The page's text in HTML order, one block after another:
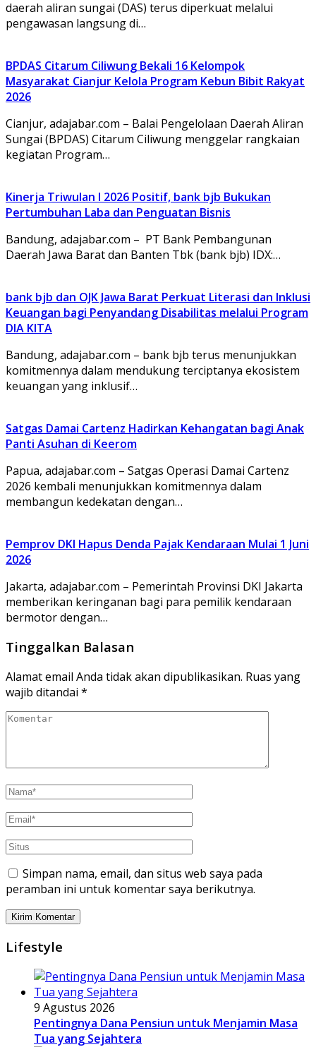
daerah aliran sungai (DAS) terus diperkuat melalui
pengawasan langsung di…
BPDAS Citarum Ciliwung Bekali 16 Kelompok
Masyarakat Cianjur Kelola Program Kebun Bibit Rakyat
2026
Cianjur, adajabar.com – Balai Pengelolaan Daerah Aliran
Sungai (BPDAS) Citarum Ciliwung menggelar rangkaian
kegiatan Program…
Kinerja Triwulan I 2026 Positif, bank bjb Bukukan
Pertumbuhan Laba dan Penguatan Bisnis
Bandung, adajabar.com – PT Bank Pembangunan
Daerah Jawa Barat dan Banten Tbk (bank bjb) IDX:…
bank bjb dan OJK Jawa Barat Perkuat Literasi dan Inklusi
Keuangan bagi Penyandang Disabilitas melalui Program
DIA KITA
Bandung, adajabar.com – bank bjb terus menunjukkan
komitmennya dalam mendukung terciptanya ekosistem
keuangan yang inklusif…
Satgas Damai Cartenz Hadirkan Kehangatan bagi Anak
Panti Asuhan di Keerom
Papua, adajabar.com – Satgas Operasi Damai Cartenz
2026 kembali menunjukkan komitmennya dalam
membangun kedekatan dengan…
Pemprov DKI Hapus Denda Pajak Kendaraan Mulai 1 Juni
2026
Jakarta, adajabar.com – Pemerintah Provinsi DKI Jakarta
memberikan keringanan bagi para pemilik kendaraan
bermotor dengan…
Tinggalkan Balasan
Alamat email Anda tidak akan dipublikasikan. Ruas yang
wajib ditandai *
Simpan nama, email, dan situs web saya pada
peramban ini untuk komentar saya berikutnya.
Lifestyle
9 Agustus 2026
Pentingnya Dana Pensiun untuk Menjamin Masa
Tua yang Sejahtera